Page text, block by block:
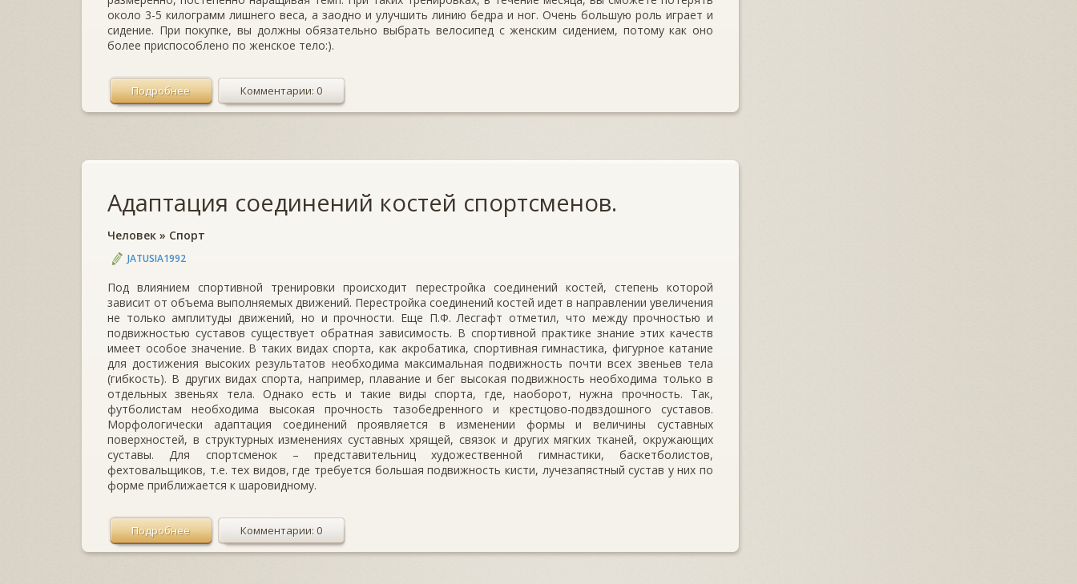
около 3-5 килограмм лишнего веса, а заодно и улучшить линию бедра и ног. Очень большую роль играет и
сидение. При покупке, вы должны обязательно выбрать велосипед с женским сидением, потому как оно
более приспособлено по женское тело:).
Подробнее Комментарии: 0
Адаптация соединений костей спортсменов.
Человек » Спорт
JATUSIA1992
Под влиянием спортивной тренировки происходит перестройка соединений костей, степень которой
зависит от объема выполняемых движений. Перестройка соединений костей идет в направлении увеличения
не только амплитуды движений, но и прочности. Еще П.Ф. Лесгафт отметил, что между прочностью и
подвижностью суставов существует обратная зависимость. В спортивной практике знание этих качеств
имеет особое значение. В таких видах спорта, как акробатика, спортивная гимнастика, фигурное катание
для достижения высоких результатов необходима максимальная подвижность почти всех звеньев тела
(гибкость). В других видах спорта, например, плавание и бег высокая подвижность необходима только в
отдельных звеньях тела. Однако есть и такие виды спорта, где, наоборот, нужна прочность. Так,
футболистам необходима высокая прочность тазобедренного и крестцово-подвздошного суставов.
Морфологически адаптация соединений проявляется в изменении формы и величины суставных
поверхностей, в структурных изменениях суставных хрящей, связок и других мягких тканей, окружающих
суставы. Для спортсменок – представительниц художественной гимнастики, баскетболистов,
фехтовальщиков, т.е. тех видов, где требуется большая подвижность кисти, лучезапястный сустав у них по
форме приближается к шаровидному.
Подробнее Комментарии: 0